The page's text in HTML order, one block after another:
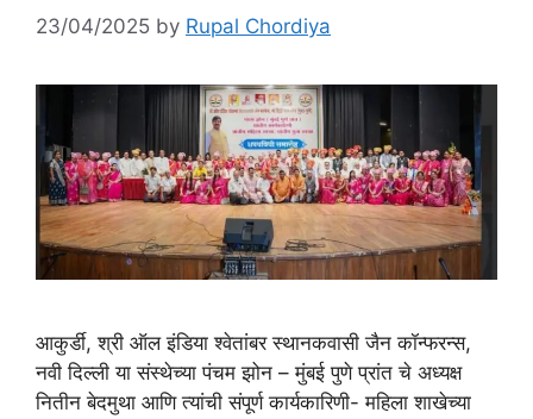
23/04/2025 by Rupal Chordiya
आकुर्डी, श्री ऑल इंडिया श्वेतांबर स्थानकवासी जैन कॉन्फरन्स,
नवी दिल्ली या संस्थेच्या पंचम झोन – मुंबई पुणे प्रांत चे अध्यक्ष
नितीन बेदमुथा आणि त्यांची संपूर्ण कार्यकारिणी- महिला शाखेच्या